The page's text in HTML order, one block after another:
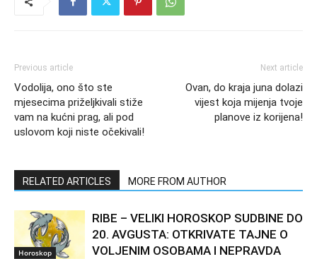
Previous article
Vodolija, ono što ste
mjesecima priželjkivali stiže
vam na kućni prag, ali pod
uslovom koji niste očekivali!
Next article
Ovan, do kraja juna dolazi
vijest koja mijenja tvoje
planove iz korijena!
RELATED ARTICLES MORE FROM AUTHOR
Horoskop
RIBE – VELIKI HOROSKOP SUDBINE DO
20. AVGUSTA: OTKRIVATE TAJNE O
VOLJENIM OSOBAMA I NEPRAVDA